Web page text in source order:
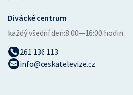
Divácké centrum
každý všední den:8:00—16:00 hodin
261 136 113
info@ceskatelevize.cz